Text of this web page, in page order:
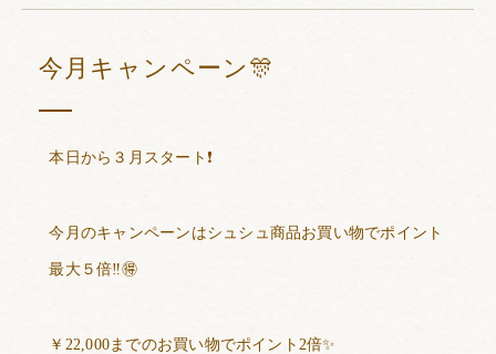
今月キャンペーン🎊
本日から３月スタート ❗️
今月のキャンペーンはシュシュ商品お買い物でポイント
最大５倍‼️🉐
￥ 22,000 までのお買い物でポイント 2倍✨